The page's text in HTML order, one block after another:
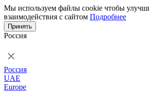
Мы используем файлы cookie чтобы
взаимодействия с сайтом Подробнее
Принять
Россия
Россия
UAE
Europe